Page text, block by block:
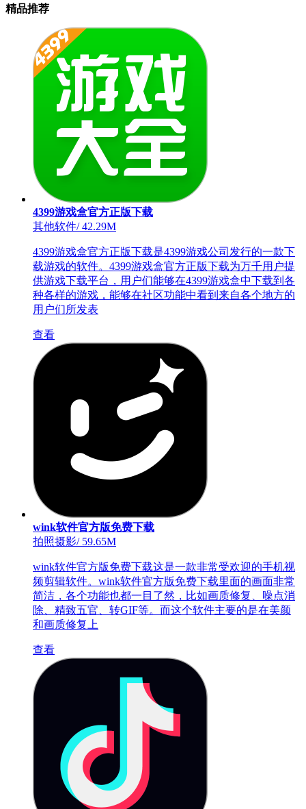
精品推荐
4399游戏盒官方正版下载
其他软件/42.29M
4399游戏盒官方正版下载是4399游戏公司发行的一款下
载游戏的软件。4399游戏盒官方正版下载为万千用户提
供游戏下载平台，用户们能够在4399游戏盒中下载到各
种各样的游戏，能够在社区功能中看到来自各个地方的
用户们所发表
查看
wink软件官方版免费下载
拍照摄影/59.65M
wink软件官方版免费下载这是一款非常受欢迎的手机视
频剪辑软件。wink软件官方版免费下载里面的画面非常
简洁，各个功能也都一目了然，比如画质修复、噪点消
除、精致五官、转GIF等。而这个软件主要的是在美颜
和画质修复上
查看